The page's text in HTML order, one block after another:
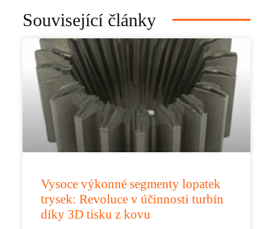
Související články
Vysoce výkonné segmenty lopatek
trysek: Revoluce v účinnosti turbín
díky 3D tisku z kovu